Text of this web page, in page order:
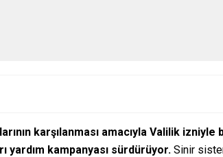
karşılanması amacıyla Valilik izniyle
yardım kampanyası sürdürüyor. Sinir